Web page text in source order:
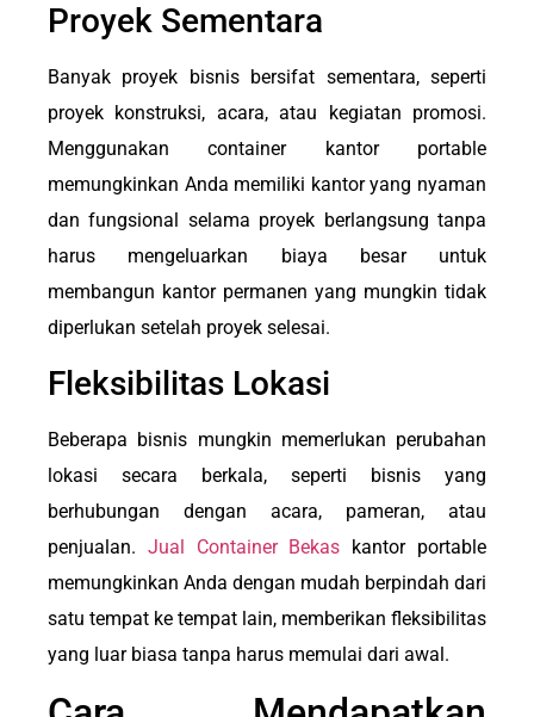
Proyek Sementara
Banyak proyek bisnis bersifat sementara, seperti
proyek konstruksi, acara, atau kegiatan promosi.
Menggunakan container kantor portable
memungkinkan Anda memiliki kantor yang nyaman
dan fungsional selama proyek berlangsung tanpa
harus mengeluarkan biaya besar untuk
membangun kantor permanen yang mungkin tidak
diperlukan setelah proyek selesai.
Fleksibilitas Lokasi
Beberapa bisnis mungkin memerlukan perubahan
lokasi secara berkala, seperti bisnis yang
berhubungan dengan acara, pameran, atau
penjualan. Jual Container Bekas kantor portable
memungkinkan Anda dengan mudah berpindah dari
satu tempat ke tempat lain, memberikan fleksibilitas
yang luar biasa tanpa harus memulai dari awal.